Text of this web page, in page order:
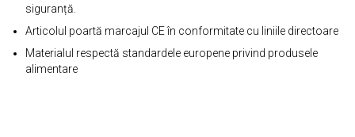
siguranță.
Articolul poartă marcajul CE în conformitate cu liniile directoare
Materialul respectă standardele europene privind produsele
alimentare